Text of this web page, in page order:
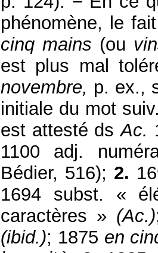
phénomène, le
cinq mains (ou
est plus mal
novembre, p. ex.,
initiale du mot
est attesté dsAc.
1100 adj.
Bédier, 516); 2.
1694 subst. «
caractères » (Ac.)
(ibid.); 1875 en